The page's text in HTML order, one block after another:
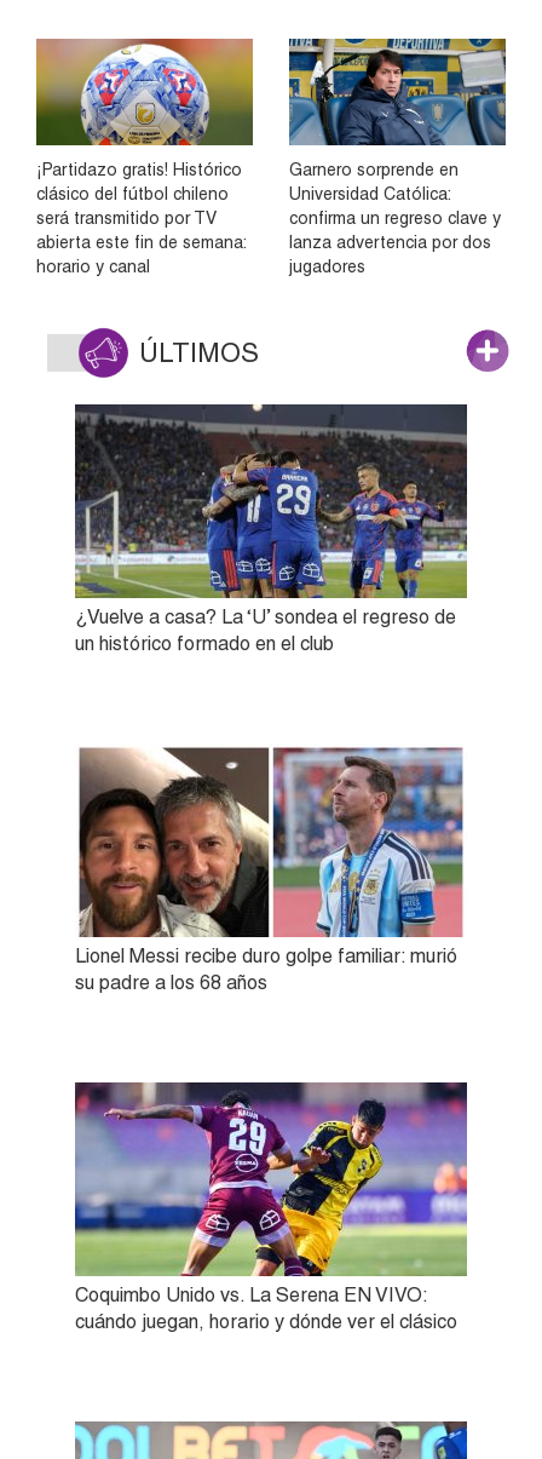
¡Partidazo gratis! Histórico
clásico del fútbol chileno
será transmitido por TV
abierta este fin de semana:
horario y canal
Garnero sorprende en
Universidad Católica:
confirma un regreso clave y
lanza advertencia por dos
jugadores
ÚLTIMOS
¿Vuelve a casa? La ‘U’ sondea el regreso de
un histórico formado en el club
Lionel Messi recibe duro golpe familiar: murió
su padre a los 68 años
Coquimbo Unido vs. La Serena EN VIVO:
cuándo juegan, horario y dónde ver el clásico